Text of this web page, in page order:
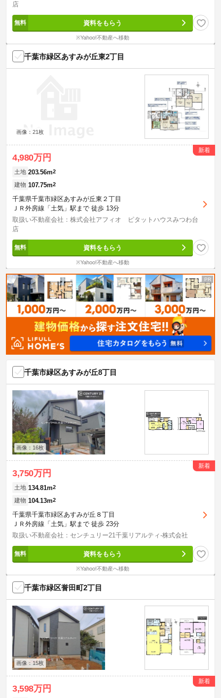
店
資料をもらう
※Yahoo!不動産へ移動
千葉市緑区あすみが丘東2丁目
画像：21枚
4,980万円
新着
土地 203.56m2
建物 107.75m2
千葉県千葉市緑区あすみが丘東２丁目
ＪＲ外房線「土気」駅まで 徒歩 13分
取扱い不動産会社：株式会社アフィオ ピタットハウスみつわ台
店
資料をもらう
※Yahoo!不動産へ移動
千葉市緑区あすみが丘8丁目
画像：16枚
3,750万円
新着
土地 134.81m2
建物 104.13m2
千葉県千葉市緑区あすみが丘８丁目
ＪＲ外房線「土気」駅まで 徒歩 23分
取扱い不動産会社：センチュリー21千葉リアルティ-株式会社
資料をもらう
※Yahoo!不動産へ移動
千葉市緑区誉田町2丁目
画像：15枚
3,598万円
新着